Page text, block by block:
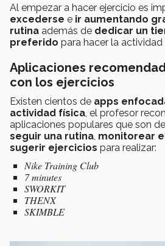
Al empezar a hacer ejercicio es
excederse e ir aumentando
rutina además de dedicar un
preferido para hacer la actividad
Aplicaciones
con los ejercicios
Existen cientos de apps
actividad física, el profesor
aplicaciones populares que son de
seguir una rutina, monitorear
sugerir ejercicios para realizar:
Nike Training Club
7 minutes
SWORKIT
THENX
SKIMBLE